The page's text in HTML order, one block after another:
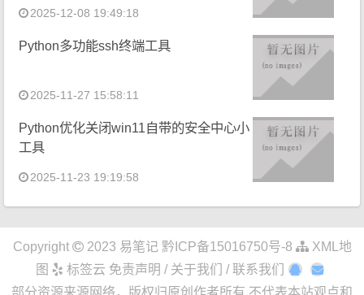
2025-12-08 19:49:18
Python多功能ssh终端工具
2025-11-27 15:58:11
Python优化关闭win11自带的安全中心小
工具
2025-11-23 19:19:58
Copyright 2023 易笔记 黔ICP备15016750号-8
XML地
图
标签云 免责声明 / 关于我们 / 联系我们
部分资源来源网络，版权归原创作者所有,不代表本站观点和